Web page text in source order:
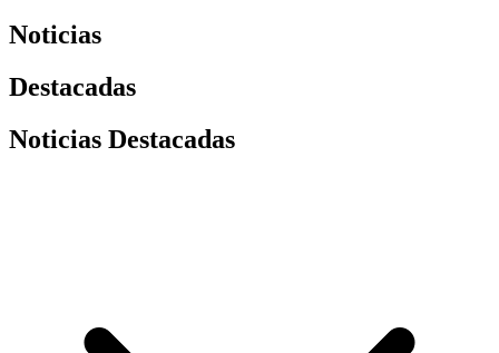
Noticias
Destacadas
Noticias Destacadas